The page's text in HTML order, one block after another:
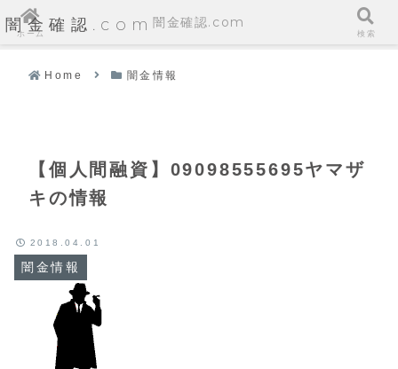
闇金確認.com
Home 闇金情報
【個人間融資】09098555695ヤマザ
キの情報
闇金情報
2018.04.01
ホーム
闇金確認.com
検索